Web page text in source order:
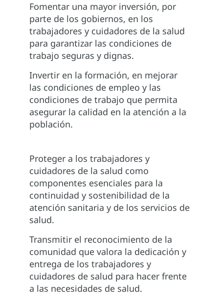
Fomentar una mayor inversión, por
parte de los gobiernos, en los
trabajadores y cuidadores de la salud
para garantizar las condiciones de
trabajo seguras y dignas.
Invertir en la formación, en mejorar
las condiciones de empleo y las
condiciones de trabajo que permita
asegurar la calidad en la atención a la
población.
Proteger a los trabajadores y
cuidadores de la salud como
componentes esenciales para la
continuidad y sostenibilidad de la
atención sanitaria y de los servicios de
salud.
Transmitir el reconocimiento de la
comunidad que valora la dedicación y
entrega de los trabajadores y
cuidadores de salud para hacer frente
a las necesidades de salud.